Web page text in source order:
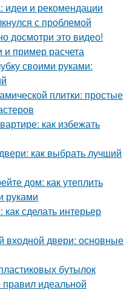
идеи и рекомендации
с проблемой
досмотри это видео!
пример расчета
своими руками:
плитки: простые
как избежать
как выбрать лучший
дом: как утеплить
руками
сделать интерьер
входной двери: основные
бутылок
правил идеальной